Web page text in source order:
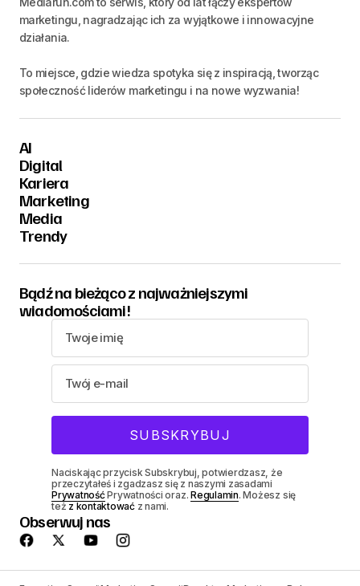
marketingu, nagradzając ich za wyjątkowe i innowacyjne
działania.
To miejsce, gdzie wiedza spotyka się z inspiracją, tworząc
społeczność liderów marketingu i na nowe wyzwania!
AI
Digital
Kariera
Marketing
Media
Trendy
Bądź na bieżąco z najważniejszymi
wiadomościami!
Naciskając przycisk Subskrybuj, potwierdzasz, że
przeczytałeś i zgadzasz się z naszymi zasadami
PrywatnośćPrywatności oraz.Regulamin. Możesz się
też z kontaktowaćz nami.
Obserwuj nas